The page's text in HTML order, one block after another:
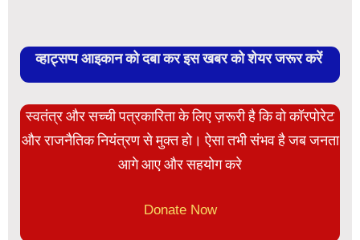
व्हाट्सप्प आइकान को दबा कर इस खबर को शेयर जरूर करें
स्वतंत्र और सच्ची पत्रकारिता के लिए ज़रूरी है कि वो कॉरपोरेट
और राजनैतिक नियंत्रण से मुक्त हो। ऐसा तभी संभव है जब जनता
आगे आए और सहयोग करे
Donate Now